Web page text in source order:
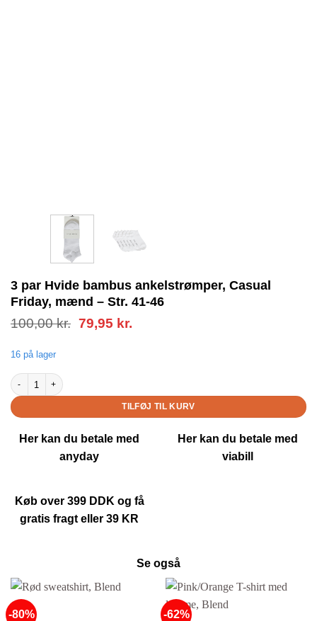
3 par Hvide bambus ankelstrømper, Casual
Friday, mænd – Str. 41-46
100,00kr. Den
79,95 kr.Den
16 på lager
3 par Hvide bambus ankelstrømper, Casual Friday, mænd - Str. 41-46 antal
TILFØJ TIL KURV
Her kan du betale med
anyday
Her kan du betale med
viabill
Køb over 399 DDK og få
gratis fragt eller 39 KR
Se også
-80% -62%